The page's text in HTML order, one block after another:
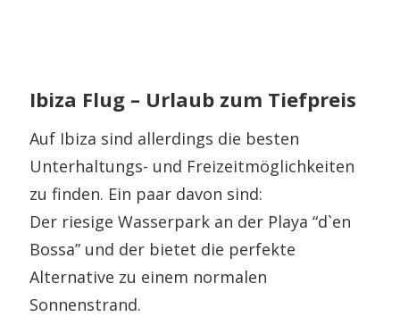
Ibiza Flug – Urlaub zum Tiefpreis
Auf Ibiza sind allerdings die besten
Unterhaltungs- und Freizeitmöglichkeiten
zu finden. Ein paar davon sind:
Der riesige Wasserpark an der Playa “d`en
Bossa” und der bietet die perfekte
Alternative zu einem normalen
Sonnenstrand.